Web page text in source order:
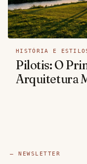
HISTÓRIA E
Pilotis: O
Arquitetura
— NEWSLETTER